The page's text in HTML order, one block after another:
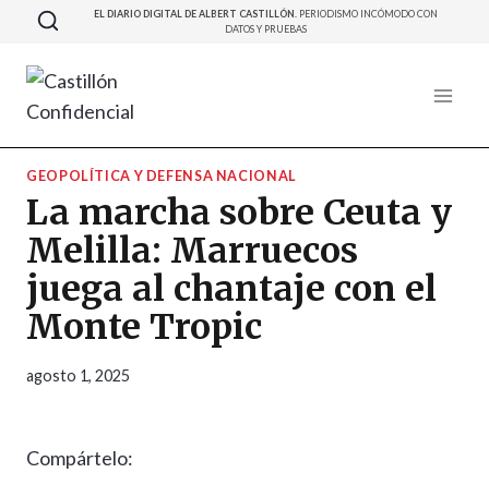
Saltar
contenido
EL DIARIO DIGITAL DE ALBERT CASTILLÓN. PERIODISMO INCÓMODO CON
DATOS Y PRUEBAS
GEOPOLÍTICA Y DEFENSA NACIONAL
La marcha sobre Ceuta y
Melilla: Marruecos
juega al chantaje con el
Monte Tropic
agosto 1, 2025
Compártelo: